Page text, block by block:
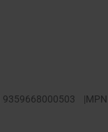
9359668000503 |MPN